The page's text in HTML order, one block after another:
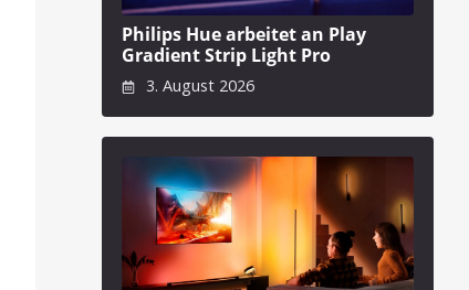
Philips Hue arbeitet an Play
Gradient Strip Light Pro
3. August 2026